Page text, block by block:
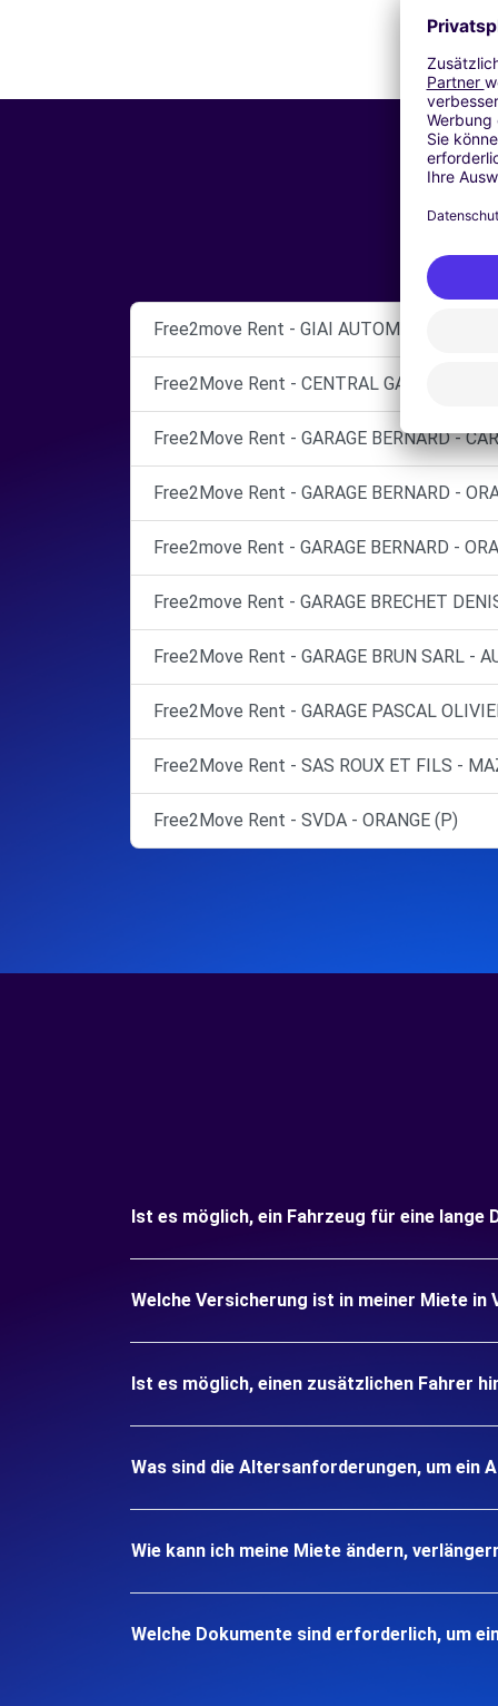
Free2move Rent - GIAI AUTOMOBILES -
Free2Move Rent - CENTRAL GARAGE -
Free2Move Rent - GARAGE BERNARD -
Free2Move Rent - GARAGE BERNARD -
Free2move Rent - GARAGE BERNARD -
Free2move Rent - GARAGE BRECHET
Free2Move Rent - GARAGE BRUN SARL -
Free2Move Rent - GARAGE PASCAL
Free2Move Rent - SAS ROUX ET FILS -
Free2Move Rent - SVDA - ORANGE (P)
Ist es möglich, ein Fahrzeug für eine lange
Welche Versicherung ist in meiner Miete in
Ist es möglich, einen zusätzlichen Fahrer
Was sind die Altersanforderungen, um ein
Wie kann ich meine Miete ändern,
Welche Dokumente sind erforderlich, um